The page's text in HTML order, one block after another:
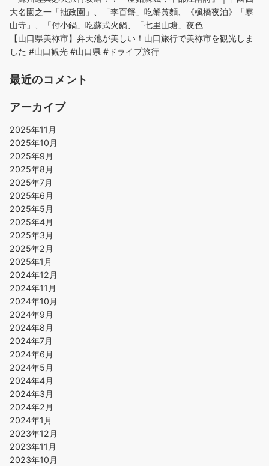
大名園之一「拙政園」、「李百蟹」吃蟹黃麵、《楓橋夜泊》「寒
山寺」、「付小鍋」吃蘇式火鍋、「七里山塘」夜色
【山口県美祢市】弁天池が美しい！山口旅行で美祢市を観光しま
した #山口観光 #山口県 #ドライブ旅行
最近のコメント
アーカイブ
2025年11月
2025年10月
2025年9月
2025年8月
2025年7月
2025年6月
2025年5月
2025年4月
2025年3月
2025年2月
2025年1月
2024年12月
2024年11月
2024年10月
2024年9月
2024年8月
2024年7月
2024年6月
2024年5月
2024年4月
2024年3月
2024年2月
2024年1月
2023年12月
2023年11月
2023年10月